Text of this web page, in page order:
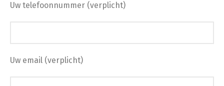
Uw telefoonnummer (verplicht)
Uw email (verplicht)